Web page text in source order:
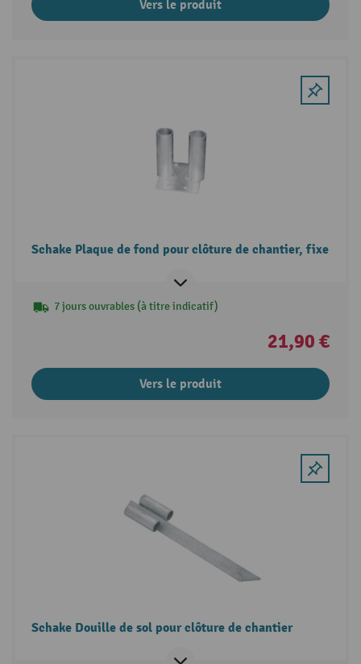
Vers le produit
Schake Plaque de fond pour clôture de chantier, fixe
7 jours ouvrables (à titre indicatif)
21,90 €
Vers le produit
Schake Douille de sol pour clôture de chantier